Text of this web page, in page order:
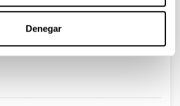
Denegar
incluídos)
Página
2 Página
3 ...Páginas intermedias Use TAB
Página
95